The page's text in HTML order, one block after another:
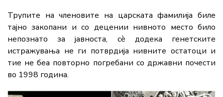
Трупите на членовите на царската фамилија биле
тајно закопани и со децении нивното место било
непознато за јавноста, сè додека генетските
истражувања не ги потврдија нивните остатоци и
тие не беа повторно погребани со државни почести
во 1998 година.